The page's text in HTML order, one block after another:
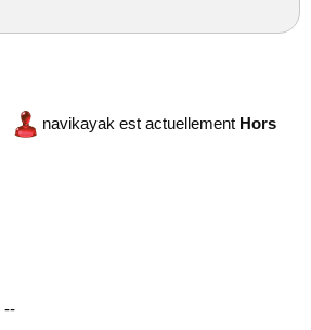
navikayak est actuellement Hors
--